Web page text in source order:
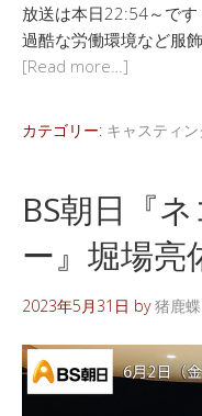
放送は本日22:54～です
過酷な労働環境など服
[Read more…]
カテゴリー: キャスティ
BS朝日『
ー』堀場亮
2023年5月31日 by猪鹿蝶